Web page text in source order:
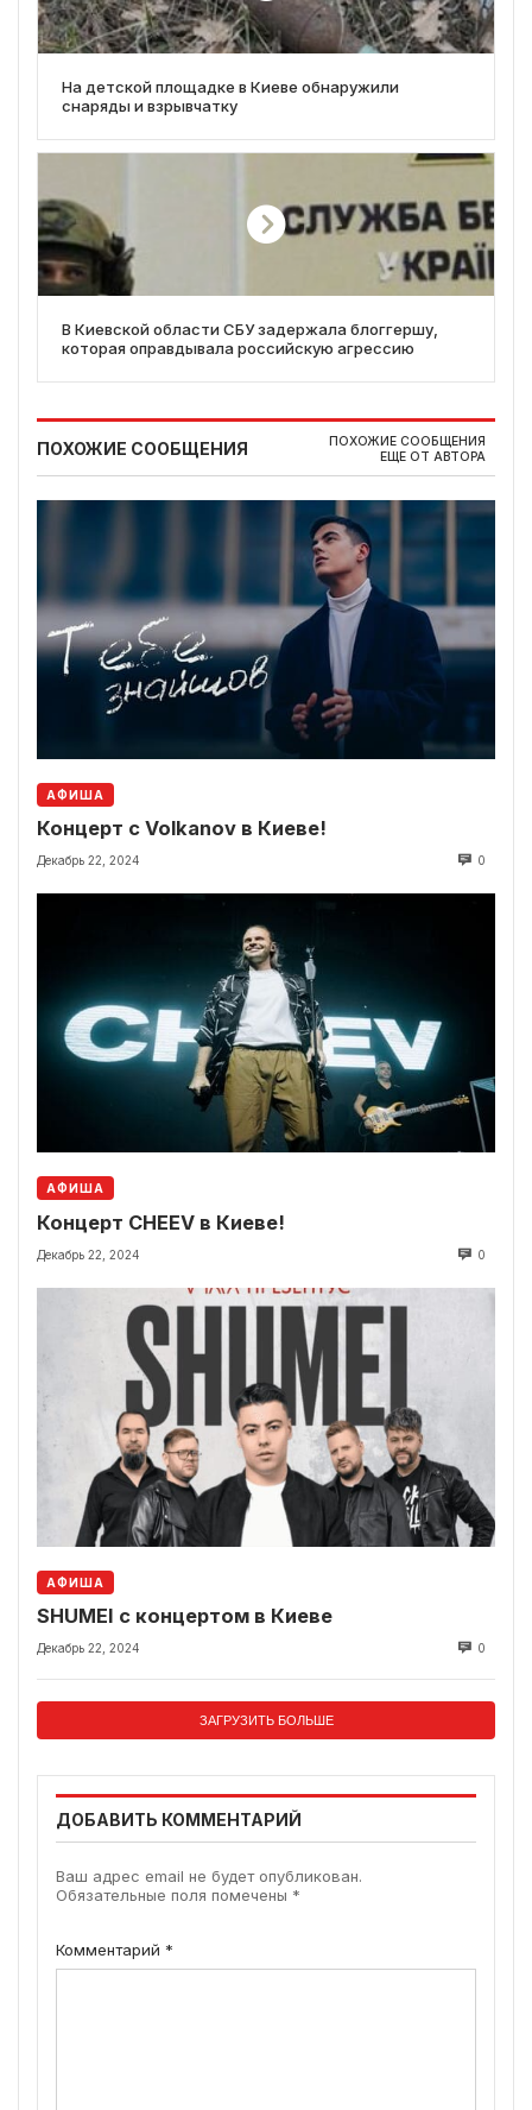
На детской площадке в Киеве обнаружили
снаряды и взрывчатку
В Киевской области СБУ задержала блоггершу,
которая оправдывала российскую агрессию
ПОХОЖИЕ СООБЩЕНИЯ
ПОХОЖИЕ СООБЩЕНИЯ
ЕЩЕ ОТ АВТОРА
АФИША
Концерт с Volkanov в Киеве!
Декабрь 22, 2024 0
АФИША
Концерт CHEEV в Киеве!
Декабрь 22, 2024 0
АФИША
SHUMEI с концертом в Киеве
Декабрь 22, 2024 0
ЗАГРУЗИТЬ БОЛЬШЕ
ДОБАВИТЬ КОММЕНТАРИЙ
Ваш адрес email не будет опубликован.
Обязательные поля помечены *
Комментарий *